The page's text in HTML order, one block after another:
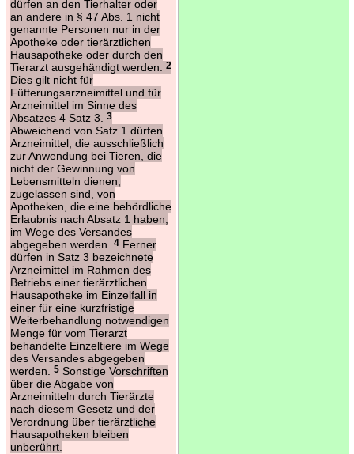
dürfen an den Tierhalter oder
an andere in § 47 Abs. 1 nicht
genannte Personen nur in der
Apotheke oder tierärztlichen
Hausapotheke oder durch den
Tierarzt ausgehändigt werden.
2
Dies gilt nicht für
Fütterungsarzneimittel und für
Arzneimittel im Sinne des
Absatzes 4 Satz 3.
3
Abweichend von Satz 1 dürfen
Arzneimittel, die ausschließlich
zur Anwendung bei Tieren, die
nicht der Gewinnung von
Lebensmitteln dienen,
zugelassen sind, von
Apotheken, die eine behördliche
Erlaubnis nach Absatz 1 haben,
im Wege des Versandes
abgegeben werden.
4Ferner
dürfen in Satz 3 bezeichnete
Arzneimittel im Rahmen des
Betriebs einer tierärztlichen
Hausapotheke im Einzelfall in
einer für eine kurzfristige
Weiterbehandlung notwendigen
Menge für vom Tierarzt
behandelte Einzeltiere im Wege
des Versandes abgegeben
werden.
5Sonstige Vorschriften
über die Abgabe von
Arzneimitteln durch Tierärzte
nach diesem Gesetz und der
Verordnung über tierärztliche
Hausapotheken bleiben
unberührt.